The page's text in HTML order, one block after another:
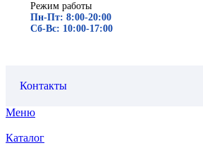
Режим работы
Пн-Пт: 8:00-20:00
Сб-Вс: 10:00-17:00
Контакты
Меню
Каталог